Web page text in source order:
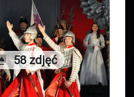
Liczba zdjęć
58 zdjęć